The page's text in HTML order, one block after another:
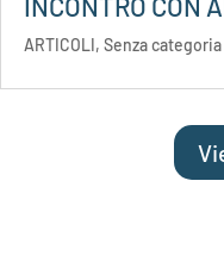
ARTICOLI, Senza categoria